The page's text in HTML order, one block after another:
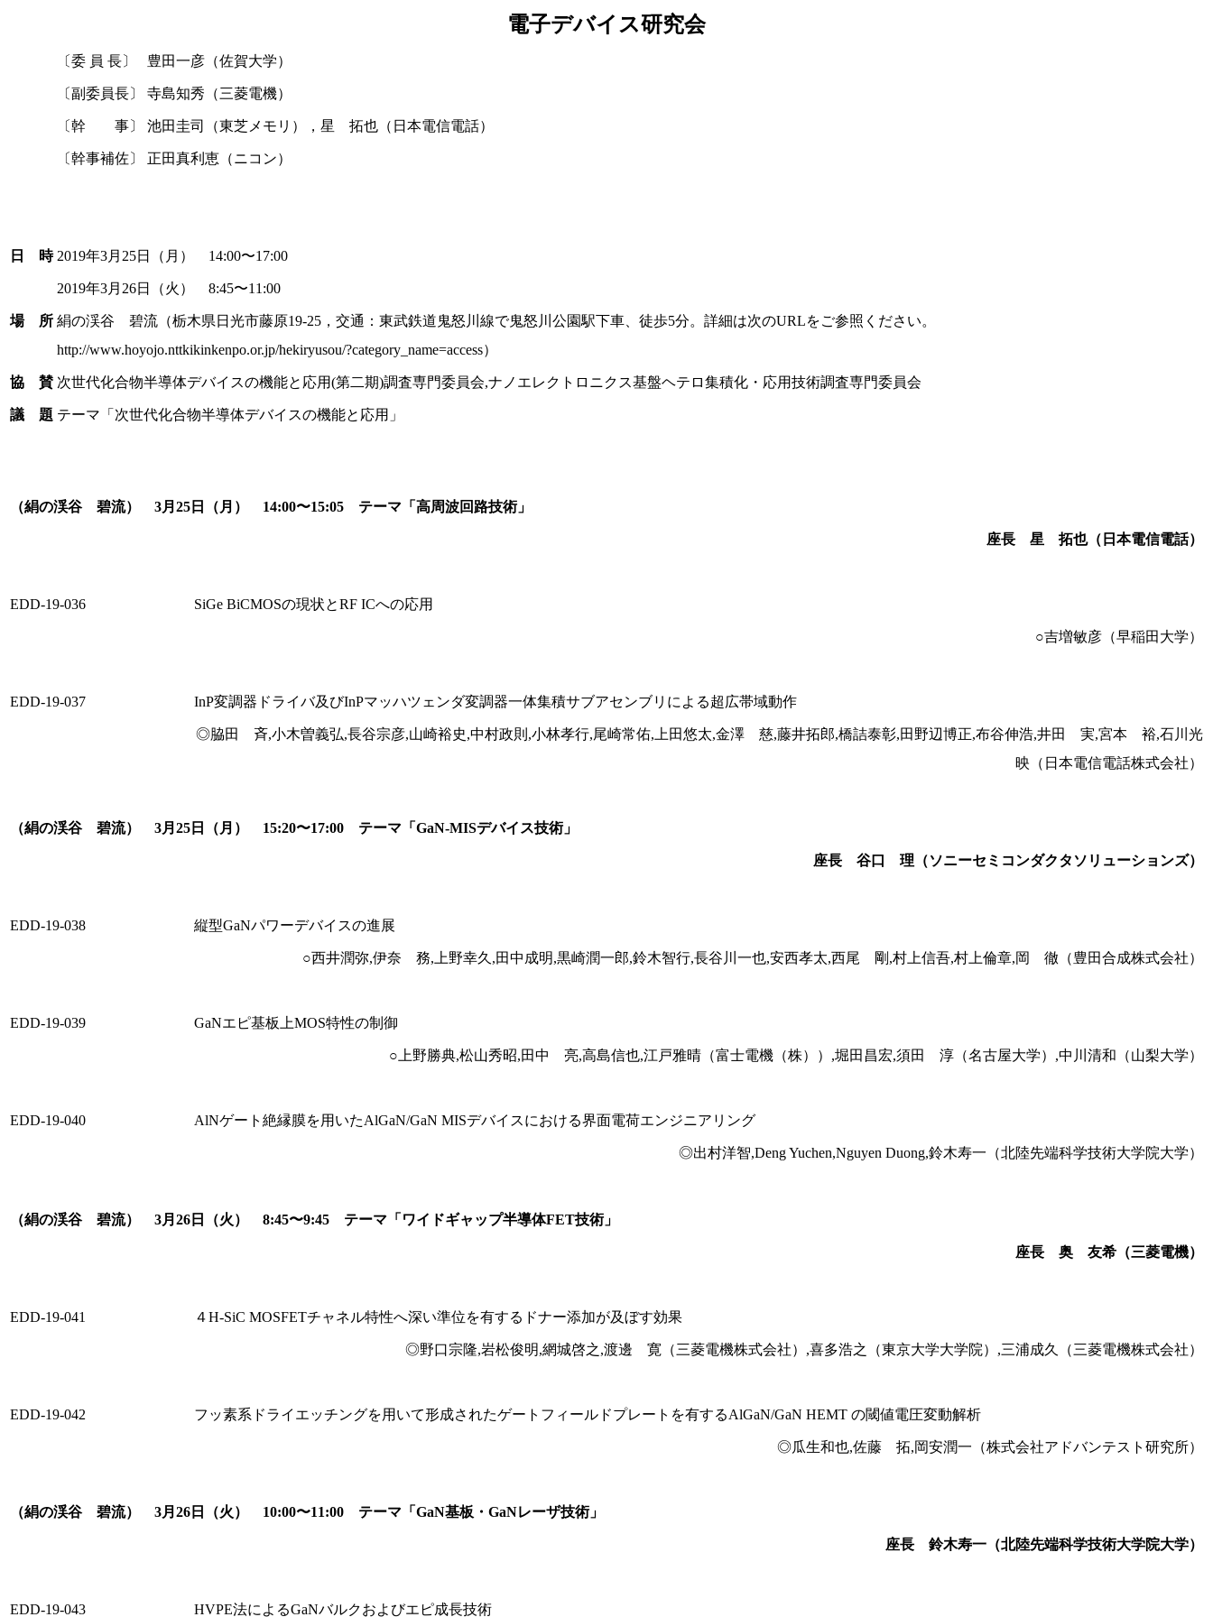
電子デバイス研究会
〔委 員 長〕 豊田一彦（佐賀大学）
〔副委員長〕 寺島知秀（三菱電機）
〔幹 事〕 池田圭司（東芝メモリ），星 拓也（日本電信電話）
〔幹事補佐〕 正田真利恵（ニコン）
日 時 2019年3月25日（月） 14:00〜17:00
2019年3月26日（火） 8:45〜11:00
場 所 絹の渓谷 碧流（栃木県日光市藤原19-25，交通：東武鉄道鬼怒川線で鬼怒川公園駅下車、徒歩5分。詳細は次のURLをご参照ください。
http://www.hoyojo.nttkikinkenpo.or.jp/hekiryusou/?category_name=access）
協 賛 次世代化合物半導体デバイスの機能と応用(第二期)調査専門委員会,ナノエレクトロニクス基盤ヘテロ集積化・応用技術調査専門委員会
議 題 テーマ「次世代化合物半導体デバイスの機能と応用」
（絹の渓谷 碧流） 3月25日（月） 14:00〜15:05 テーマ「高周波回路技術」
座長 星 拓也（日本電信電話）
EDD-19-036 SiGe BiCMOSの現状とRF ICへの応用
○吉増敏彦（早稲田大学）
EDD-19-037 InP変調器ドライバ及びInPマッハツェンダ変調器一体集積サブアセンブリによる超広帯域動作
◎脇田 斉,小木曽義弘,長谷宗彦,山崎裕史,中村政則,小林孝行,尾崎常佑,上田悠太,金澤 慈,藤井拓郎,橋詰泰彰,田野辺博正,布谷伸浩,井田 実,宮本 裕,石川光
映（日本電信電話株式会社）
（絹の渓谷 碧流） 3月25日（月） 15:20〜17:00 テーマ「GaN-MISデバイス技術」
座長 谷口 理（ソニーセミコンダクタソリューションズ）
EDD-19-038 縦型GaNパワーデバイスの進展
○西井潤弥,伊奈 務,上野幸久,田中成明,黒崎潤一郎,鈴木智行,長谷川一也,安西孝太,西尾 剛,村上信吾,村上倫章,岡 徹（豊田合成株式会社）
EDD-19-039 GaNエピ基板上MOS特性の制御
○上野勝典,松山秀昭,田中 亮,高島信也,江戸雅晴（富士電機（株））,堀田昌宏,須田 淳（名古屋大学）,中川清和（山梨大学）
EDD-19-040 AlNゲート絶縁膜を用いたAlGaN/GaN MISデバイスにおける界面電荷エンジニアリング
◎出村洋智,Deng Yuchen,Nguyen Duong,鈴木寿一（北陸先端科学技術大学院大学）
（絹の渓谷 碧流） 3月26日（火） 8:45〜9:45 テーマ「ワイドギャップ半導体FET技術」
座長 奥 友希（三菱電機）
EDD-19-041 ４H-SiC MOSFETチャネル特性へ深い準位を有するドナー添加が及ぼす効果
◎野口宗隆,岩松俊明,網城啓之,渡邊 寛（三菱電機株式会社）,喜多浩之（東京大学大学院）,三浦成久（三菱電機株式会社）
EDD-19-042 フッ素系ドライエッチングを用いて形成されたゲートフィールドプレートを有するAlGaN/GaN HEMT の閾値電圧変動解析
◎瓜生和也,佐藤 拓,岡安潤一（株式会社アドバンテスト研究所）
（絹の渓谷 碧流） 3月26日（火） 10:00〜11:00 テーマ「GaN基板・GaNレーザ技術」
座長 鈴木寿一（北陸先端科学技術大学院大学）
EDD-19-043 HVPE法によるGaNバルクおよびエピ成長技術